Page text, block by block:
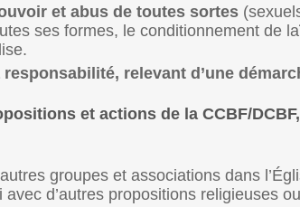
et abus de toutes sortes
ses formes, le conditionnement de
relevant d’une
et actions de la CCBF/
groupes et associations dans
d’autres propositions religieuses